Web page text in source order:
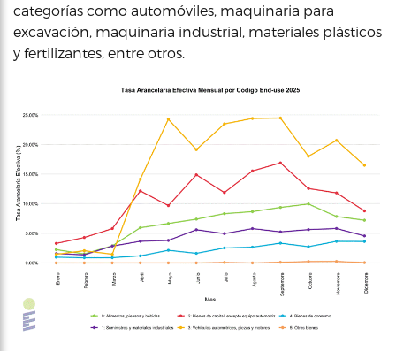
categorías como automóviles, maquinaria para
excavación, maquinaria industrial, materiales plásticos
y fertilizantes, entre otros.